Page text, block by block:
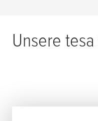
Unsere tesa